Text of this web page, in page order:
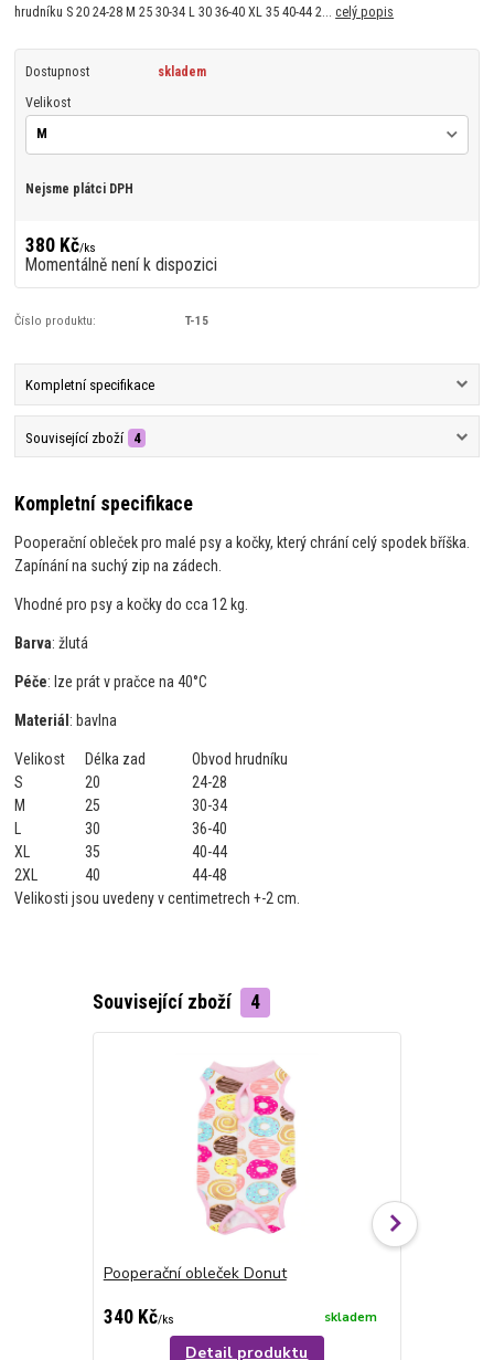
hrudníku S 20 24-28 M 25 30-34 L 30 36-40 XL 35 40-44 2...celý popis
Dostupnost skladem
Velikost
Nejsme plátci DPH
380 Kč/ks
Momentálně není k dispozici
Číslo produktu: T-15
Kompletní specifikace
Související zboží 4
Kompletní specifikace
Pooperační obleček pro malé psy a kočky, který chrání celý spodek bříška.
Zapínání na suchý zip na zádech.
Vhodné pro psy a kočky do cca 12 kg.
Barva: žlutá
Péče: lze prát v pračce na 40°C
Materiál : bavlna
Velikost Délka zad
Obvod hrudníku
S
20
24-28
M
25
30-34
L
30
36-40
XL
35
40-44
2XL
40
44-48
Velikosti jsou uvedeny v centimetrech +-2 cm.
Související zboží 4
Pooperační obleček Donut
340 Kč/ks skladem
Detail produktu